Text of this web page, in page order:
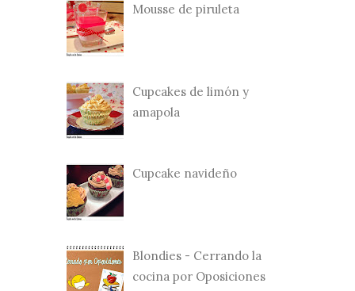
Mousse de piruleta
Cupcakes de limón y
amapola
Cupcake navideño
Blondies - Cerrando la
cocina por Oposiciones